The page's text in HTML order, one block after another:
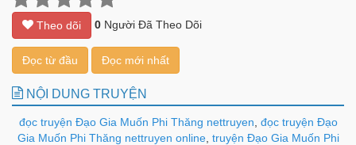
Theo dõi 0 Người Đã Theo Dõi
Đọc từ đầu Đọc mới nhất
NỘI DUNG TRUYỆN
đọc truyện Đạo Gia Muốn Phi Thăng nettruyen đọc truyện Đạo
Gia Muốn Phi Thăng nettruyen online, truyện Đạo Gia Muốn Phi